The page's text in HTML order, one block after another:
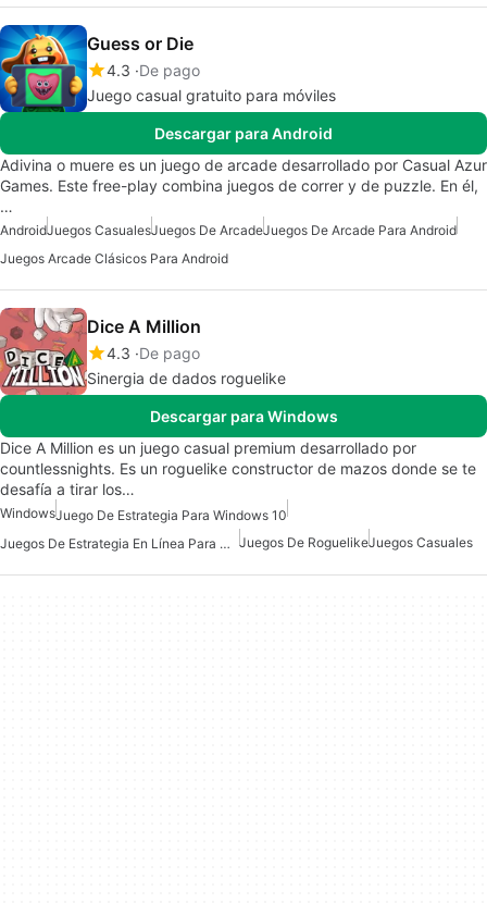
Guess or Die
4.3 De pago
Juego casual gratuito para móviles
Descargar para Android
Adivina o muere es un juego de arcade desarrollado por Casual Azur
Games. Este free-play combina juegos de correr y de puzzle. En él,
…
AndroidJuegos CasualesJuegos De ArcadeJuegos De Arcade Para Android
Juegos Arcade Clásicos Para Android
Dice A Million
4.3 De pago
Sinergia de dados roguelike
Descargar para Windows
Dice A Million es un juego casual premium desarrollado por
countlessnights. Es un roguelike constructor de mazos donde se te
desafía a tirar los…
WindowsJuego De Estrategia Para Windows 10
Juegos De Estrategia En Línea Para Windows Juegos De RoguelikeJuegos Casuales